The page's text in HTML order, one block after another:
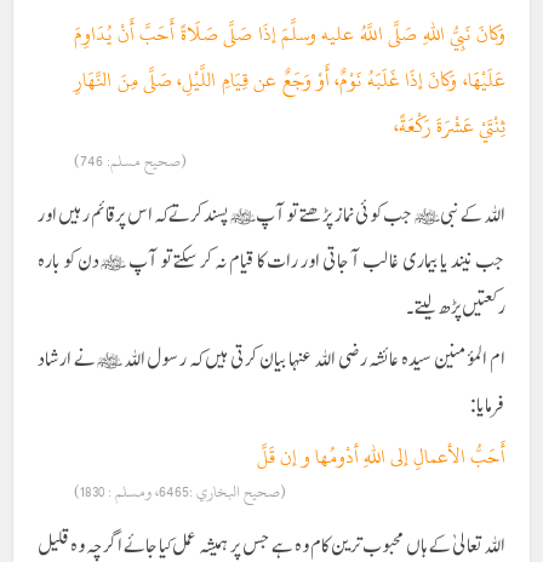
وَكانَ نَبِيُّ اللهِ صَلَّى اللَّهُ عليه وسلَّمَ إذَا صَلَّى صَلَاةً أَحَبَّ أَنْ يُدَاوِمَ
عَلَيْهَا، وَكانَ إذَا غَلَبَهُ نَوْمٌ، أَوْ وَجَعٌ عن قِيَامِ اللَّيْلِ، صَلَّى مِنَ النَّهَارِ
ثِنْتَيْ عَشْرَةَ رَكْعَةً،
(صحيح مسلم: 746)
اللہ کے نبی ﷺ جب کوئی نماز پڑھتے تو آپ ﷺ پسند کرتے کہ اس پر قائم رہیں اور
جب نیند یا بیماری غالب آ جاتی اور رات کا قیام نہ کر سکتے تو آپ ﷺ دن کو بارہ
رکعتیں پڑھ لیتے۔
ام المؤمنین سیدہ عائشہ رضی اللہ عنہا بیان کرتی ہیں کہ رسول اللہ ﷺ نے ارشاد
فرمایا:
أَحَبُّ الأعمالِ إلى اللهِ أدْومُها و إن قَلَّ
(صحیح البخاري :6465، ومسلم : 1830)
اللہ تعالیٰ کے ہاں محبوب ترین کام وہ ہے جس پر ہمیشہ عمل کیا جائے اگرچہ وہ قلیل